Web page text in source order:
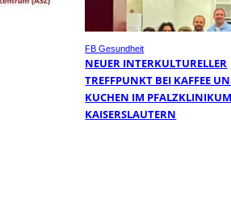
FB Gesundheit
NEUER INTERKULTURELLER
TREFFPUNKT BEI KAFFEE
KUCHEN IM
KAISERSLAUTERN